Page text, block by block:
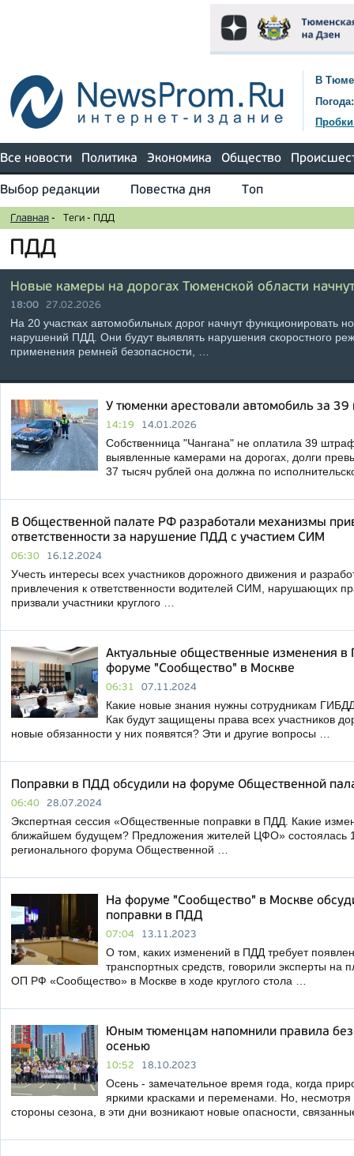
В
Погода:
Все новости Политика Экономика Общество
Выбор редакции Повестка дня Топ
Главная - Теги - ПДД
ПДД
Новые камеры на дорогах Тюменской области
18:00 27.02.2026
На 20 участках автомобильных дорог начнут функционировать
нарушений ПДД. Они будут выявлять нарушения скоростного
применения ремней безопасности, …
У тюменки арестовали автомобиль за
14:19 14.01.2026
Собственница "Чангана" не оплатила 39
выявленные камерами на дорогах, долги
37 тысяч рублей она должна по
В Общественной палате РФ разработали механизмы
ответственности за нарушение ПДД с участием СИМ
06:30 16.12.2024
Учесть интересы всех участников дорожного движения и
привлечения к ответственности водителей СИМ, нарушающих
призвали участники круглого …
Актуальные общественные изменения в
форуме "Сообщество" в Москве
06:31 07.11.2024
Какие новые знания нужны сотрудникам
Как будут защищены права всех участников
новые обязанности у них появятся? Эти и другие вопросы …
Поправки в ПДД обсудили на форуме Общественной
06:40 28.07.2024
Экспертная сессия «Общественные поправки в ПДД. Какие
ближайшем будущем? Предложения жителей ЦФО» состоялась
регионального форума Общественной …
На форуме "Сообщество" в Москве
поправки в ПДД
07:04 13.11.2023
О том, каких изменений в ПДД требует
транспортных средств, говорили эксперты на
ОП РФ «Сообщество» в Москве в ходе круглого стола …
Юным тюменцам напомнили правила
осенью
10:52 18.10.2023
Осень - замечательное время года, когда
яркими красками и переменами. Но, несмотря
стороны сезона, в эти дни возникают новые опасности,